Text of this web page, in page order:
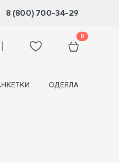
8 (800) 700-34-29
0
ОДЕЯЛА